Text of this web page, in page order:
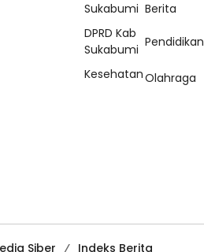
Sukabumi Berita
DPRD Kab
Sukabumi
Pendidikan
KesehatanOlahraga
Siber Indeks Berita